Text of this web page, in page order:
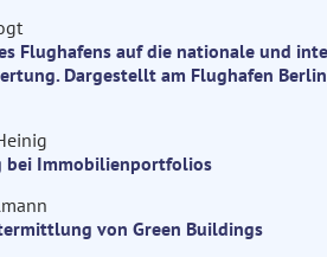
Flughafens auf die nationale und
Dargestellt am Flughafen
bei Immobilienportfolios
von Green Buildings